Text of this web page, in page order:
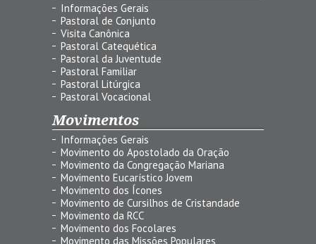
Informações Gerais
Pastoral de Conjunto
Visita Canônica
Pastoral Catequética
Pastoral da Juventude
Pastoral Familiar
Pastoral Litúrgica
Pastoral Vocacional
Movimentos
Informações Gerais
Movimento do Apostolado da Oração
Movimento da Congregação Mariana
Movimento Eucarístico Jovem
Movimento dos Ícones
Movimento de Cursilhos de Cristandade
Movimento da RCC
Movimento dos Focolares
Movimento das Missões Populares